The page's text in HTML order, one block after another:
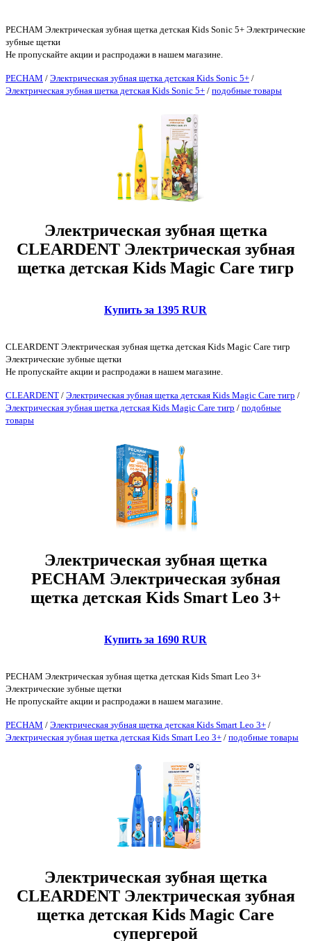
PECHAM Электрическая зубная щетка детская Kids Sonic 5+ Электрические
зубные щетки
Не пропускайте акции и распродажи в нашем магазине.
PECHAM / Электрическая зубная щетка детская Kids Sonic 5+ /
Электрическая зубная щетка детская Kids Sonic 5+ / подобные товары
Электрическая зубная щетка
CLEARDENT Электрическая зубная
щетка детская Kids Magic Care тигр
Купить за 1395 RUR
CLEARDENT Электрическая зубная щетка детская Kids Magic Care тигр
Электрические зубные щетки
Не пропускайте акции и распродажи в нашем магазине.
CLEARDENT / Электрическая зубная щетка детская Kids Magic Care тигр /
Электрическая зубная щетка детская Kids Magic Care тигр / подобные
товары
Электрическая зубная щетка
PECHAM Электрическая зубная
щетка детская Kids Smart Leo 3+
Купить за 1690 RUR
PECHAM Электрическая зубная щетка детская Kids Smart Leo 3+
Электрические зубные щетки
Не пропускайте акции и распродажи в нашем магазине.
PECHAM / Электрическая зубная щетка детская Kids Smart Leo 3+ /
Электрическая зубная щетка детская Kids Smart Leo 3+ / подобные товары
Электрическая зубная щетка
CLEARDENT Электрическая зубная
щетка детская Kids Magic Care
супергерой